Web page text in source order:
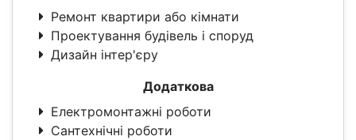
Ремонт квартири або кімнати
Проектування будівель і споруд
Дизайн інтер'єру
Додаткова
Електромонтажні роботи
Сантехнічні роботи